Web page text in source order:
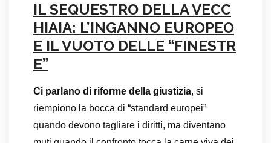
IL SEQUESTRO DELLA VECC
HIAIA: L’INGANNO EUROPEO
E IL VUOTO DELLE “FINESTR
E”
Ci parlano di riforme della giustizia, si
riempiono la bocca di “standard europei”
quando devono tagliare i diritti, ma diventano